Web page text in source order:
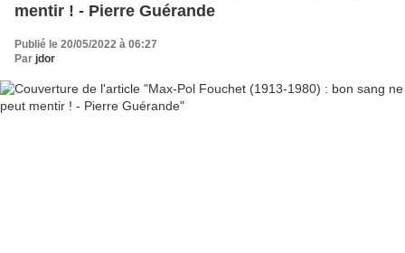
mentir ! - Pierre Guérande
Publié le 20/05/2022 à 06:27
Par jdor